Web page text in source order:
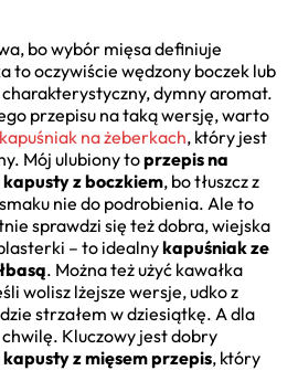
bo wybór mięsa definiuje
to oczywiście wędzony boczek lub
dymny aromat.
przepisu na taką wersję, warto
na żeberkach, który jest
Mój ulubiony toprzepis na
z boczkiem, bo tłuszcz z
nie do podrobienia. Ale to
sprawdzi się też dobra, wiejska
– to idealnykapuśniak ze
. Można też użyć kawałka
wolisz lżejsze wersje, udko z
strzałem w dziesiątkę. A dla
Kluczowy jest dobry
z mięsem przepis, który